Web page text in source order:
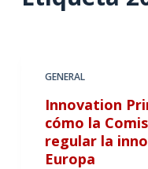
GENERAL
Innovation
cómo la
regular la
Europa